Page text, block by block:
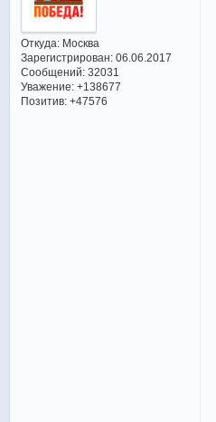
Откуда:Москва
Зарегистрирован: 06.06.2017
Сообщений:32031
Уважение: +138677
Позитив: +47576